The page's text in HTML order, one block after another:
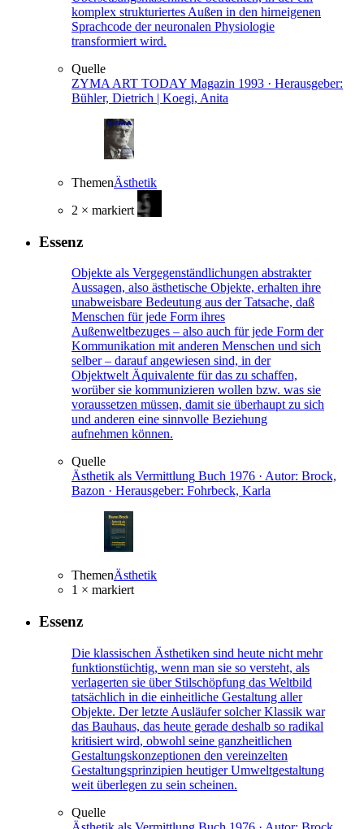
komplex strukturiertes Außen in den hirneigenen
Sprachcode der neuronalen Physiologie
transformiert wird.
Quelle
ZYMA ART TODAY Magazin 1993 · Herausgeber:
Bühler, Dietrich | Koegi, Anita
ThemenÄsthetik
2 × markiert
Essenz
Objekte als Vergegenständlichungen abstrakter
Aussagen, also ästhetische Objekte, erhalten ihre
unabweisbare Bedeutung aus der Tatsache, daß
Menschen für jede Form ihres
Außenweltbezuges – also auch für jede Form der
Kommunikation mit anderen Menschen und sich
selber – darauf angewiesen sind, in der
Objektwelt Äquivalente für das zu schaffen,
worüber sie kommunizieren wollen bzw. was sie
voraussetzen müssen, damit sie überhaupt zu sich
und anderen eine sinnvolle Beziehung
aufnehmen können.
Quelle
Ästhetik als Vermittlung Buch 1976 · Autor: Brock,
Bazon · Herausgeber: Fohrbeck, Karla
ThemenÄsthetik
1 × markiert
Essenz
Die klassischen Ästhetiken sind heute nicht mehr
funktionstüchtig, wenn man sie so versteht, als
verlagerten sie über Stilschöpfung das Weltbild
tatsächlich in die einheitliche Gestaltung aller
Objekte. Der letzte Ausläufer solcher Klassik war
das Bauhaus, das heute gerade deshalb so radikal
kritisiert wird, obwohl seine ganzheitlichen
Gestaltungskonzeptionen den vereinzelten
Gestaltungsprinzipien heutiger Umweltgestaltung
weit überlegen zu sein scheinen.
Quelle